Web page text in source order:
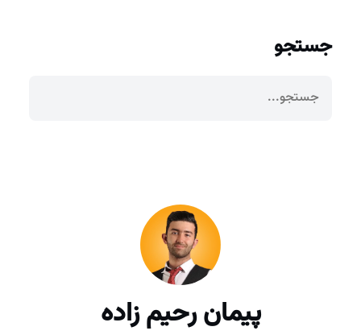
جستجو
پیمان رحیم زاده